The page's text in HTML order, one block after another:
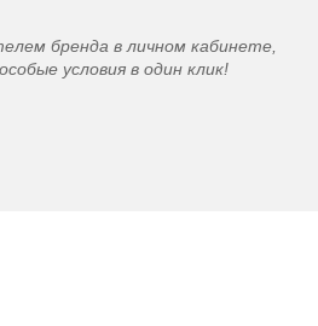
бренда в личном кабинете,
условия в один клик!